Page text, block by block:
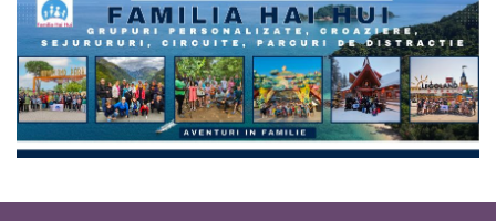
The form you have selected does not exist.